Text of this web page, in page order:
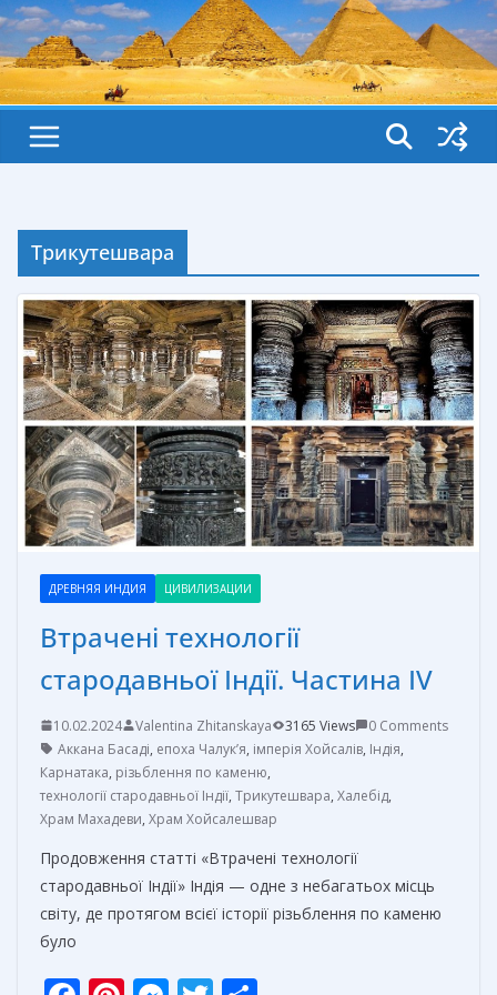
Трикутешвара
ДРЕВНЯЯ ИНДИЯ ЦИВИЛИЗАЦИИ
Втрачені технології
стародавньої Індії. Частина IV
10.02.2024 Valentina Zhitanskaya 3165 Views
0 Comments
Аккана Басаді, епоха Чалук’я, імперія Хойсалів, Індія,
Карнатака, різьблення по каменю,
технології стародавньої Індії, Трикутешвара, Халебід,
Храм Махадеви, Храм Хойсалешвар
Продовження статті «Втрачені технології
стародавньої Індії» Індія — одне з небагатьох місць
світу, де протягом всієї історії різьблення по каменю
було